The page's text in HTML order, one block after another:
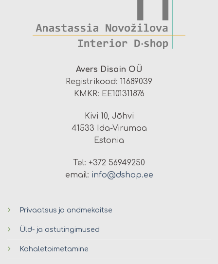
Avers Disain OÜ
Registrikood: 11689039
KMKR: EE101311876
Kivi 10, Jõhvi
41533 Ida-Virumaa
Estonia
Tel: +372 56949250
email: info@dshop.ee
Privaatsus ja andmekaitse
Üld- ja ostutingimused
Kohaletoimetamine